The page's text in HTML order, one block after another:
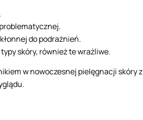
do podrażnień.
skóry, również te wrażliwe.
w nowoczesnej pielęgnacji skóry z